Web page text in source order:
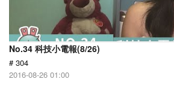
No.34 科技小電報(8/26)
# 304
2016-08-26 01:00